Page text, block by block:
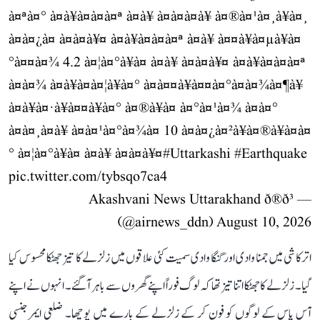
à¤ªà¤° à¤­à¥à¤à¤à¤ª à¤à¥ à¤à¤à¤à¥ à¤®à¤¹à¤¸à¥à¤¸
à¤à¤¿à¤ à¤à¤à¥¤ à¤­à¥à¤à¤à¤ª à¤à¥ à¤¤à¥à¤µà¥à¤
°à¤¤à¤¾ 4.2 à¤¦à¤°à¥à¤ à¤à¥ à¤à¤à¥¤ à¤­à¥à¤à¤à¤ª
à¤à¤¾ à¤à¥à¤à¤¦à¥à¤° à¤à¤¤à¥à¤¤à¤°à¤à¤¾à¤¶à¥
à¤à¥à¤·à¥à¤¤à¥à¤° à¤®à¥à¤ à¤°à¤¹à¤¾ à¤à¤°
à¤à¤¸à¤à¥ à¤à¤¹à¤°à¤¾à¤ 10 à¤à¤¿à¤²à¥à¤®à¥à¤à¤
° à¤¦à¤°à¥à¤ à¤à¥ à¤à¤à¥¤#Uttarkashi #Earthquake
pic.twitter.com/tybsqo7ca4
— Akashvani News Uttarakhand ð®ð³
(@airnews_ddn)August 10, 2026
اترکاشی میں جمنا وادی اور گنگا وادی سمیت کئی علاقوں میں زلزلے کا تیز جھٹکا محسوس کیا
گیا۔ زلزلے کا جھٹکا اتنا تیز تھا کہ لوگ فوراً اپنے گھروں سے باہر آ گئے۔ انہوں نے اپنے
آس پاس کے لوگوں کو فون کر کے زلزلے کے بارے میں پوچھا۔ ضلعی ایمرجنسی